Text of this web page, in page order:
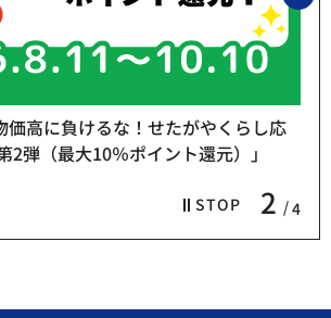
STOP 2 4
価高に負けるな！せたがやくらし応
2弾（最大10％ポイント還元）」